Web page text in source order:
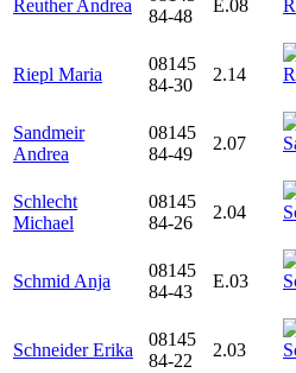
Reuther Andrea
84-48
E.08
Riepl Maria
08145
84-30
2.14
Sandmeir
Andrea
08145
84-49
2.07
Schlecht
Michael
08145
84-26
2.04
Schmid Anja
08145
84-43
E.03
Schneider Erika
08145
84-22
2.03